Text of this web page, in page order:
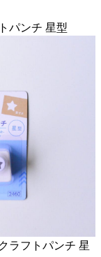
パンチ 星型
ラフトパンチ 星